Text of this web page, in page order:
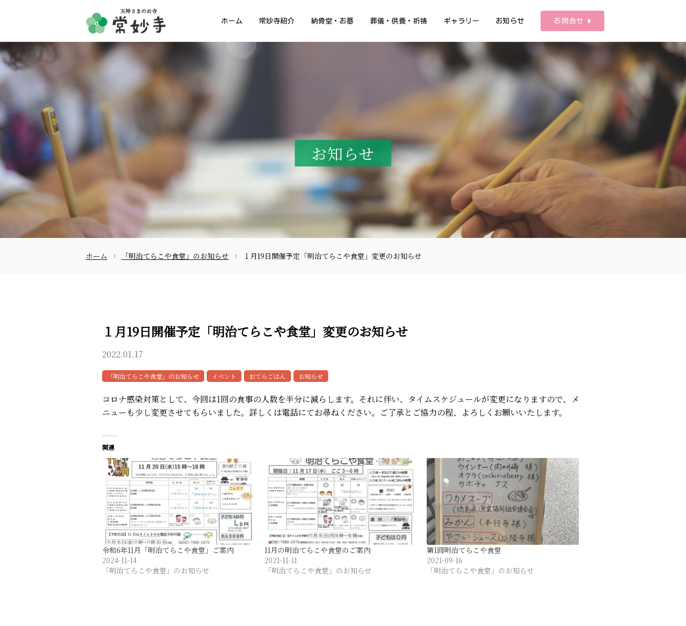
ホーム 常妙寺紹介 納骨堂・お墓 葬儀・供養・祈祷 ギャラリー お知らせ お問合せ
常妙寺紹介
納骨堂・お墓
葬儀・供養・祈祷
ギャラリー
お問合せ
097-521-2585
お知らせ
ホーム 「明治てらこや食堂」のお知らせ １月19日開催予定「明治てらこや食堂」変更のお知らせ
１月19日開催予定「明治てらこや食堂」変更のお知らせ
2022.01.17
「明治てらこや食堂」のお知らせ イベント おてらごはん お知らせ
コロナ感染対策として、今回は1回の食事の人数を半分に減らします。それに伴い、タイムスケジュールが変更になりますので、メ
ニューも少し変更させてもらいました。詳しくは電話にてお尋ねください。ご了承とご協力の程、よろしくお願いいたします。
関連
令和6年11月「明治てらこや食堂」ご案内
2024-11-14
「明治てらこや食堂」のお知らせ
11月の明治てらこや食堂のご案内
2021-11-11
「明治てらこや食堂」のお知らせ
第1回明治てらこや食堂
2021-09-16
「明治てらこや食堂」のお知らせ